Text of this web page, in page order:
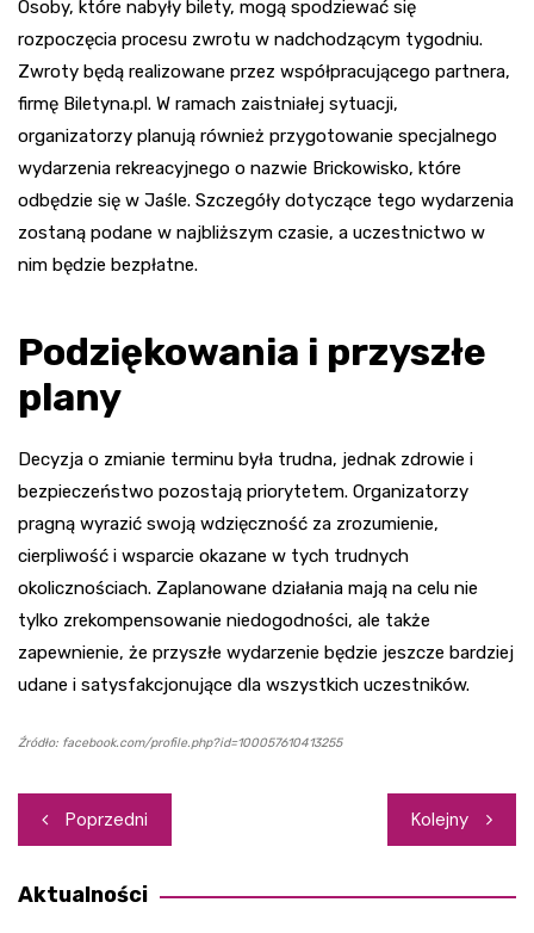
Osoby, które nabyły bilety, mogą spodziewać się
rozpoczęcia procesu zwrotu w nadchodzącym tygodniu.
Zwroty będą realizowane przez współpracującego partnera,
firmę Biletyna.pl. W ramach zaistniałej sytuacji,
organizatorzy planują również przygotowanie specjalnego
wydarzenia rekreacyjnego o nazwie Brickowisko, które
odbędzie się w Jaśle. Szczegóły dotyczące tego wydarzenia
zostaną podane w najbliższym czasie, a uczestnictwo w
nim będzie bezpłatne.
Podziękowania i przyszłe
plany
Decyzja o zmianie terminu była trudna, jednak zdrowie i
bezpieczeństwo pozostają priorytetem. Organizatorzy
pragną wyrazić swoją wdzięczność za zrozumienie,
cierpliwość i wsparcie okazane w tych trudnych
okolicznościach. Zaplanowane działania mają na celu nie
tylko zrekompensowanie niedogodności, ale także
zapewnienie, że przyszłe wydarzenie będzie jeszcze bardziej
udane i satysfakcjonujące dla wszystkich uczestników.
Źródło: facebook.com/profile.php?id=100057610413255
Nawigacja
wpisu
Poprzedni Kolejny
Aktualności